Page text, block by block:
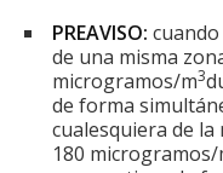
PREAVISO:
de una misma
microgramos/m3
de forma
cualesquiera de
180 microgramos/